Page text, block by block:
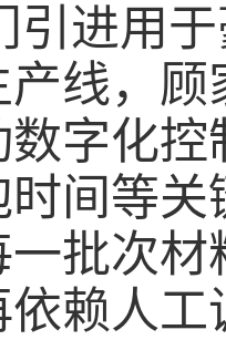
引进用
线，
数字化
时间等
批次
赖人工